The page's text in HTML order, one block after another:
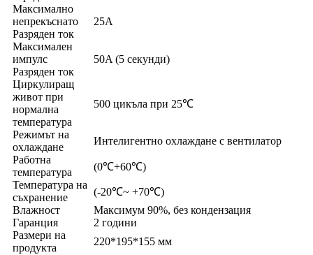
Максимално
непрекъснато
Разряден ток
25А
Максимален
импулс
Разряден ток
50A (5 секунди)
Циркулиращ
живот при
нормална
температура
500 цикъла при 25℃
Режимът на
охлаждане
Интелигентно охлаждане с вентилатор
Работна
температура
(0℃+60℃)
Температура на
съхранение
(-20℃~ +70℃)
Влажност
Максимум 90%, без кондензация
Гаранция
2 години
Размери на
продукта
220*195*155 мм